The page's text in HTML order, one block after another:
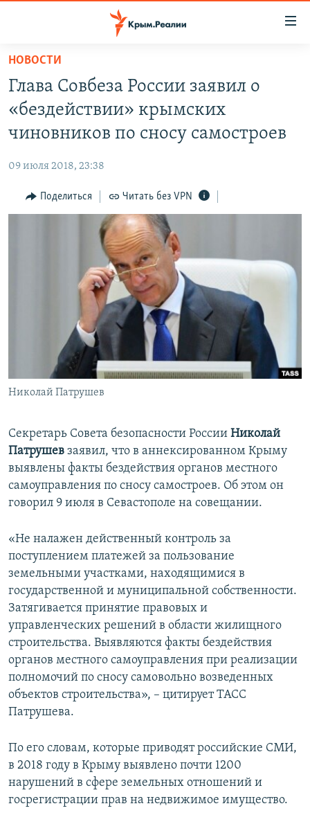
Вернуться
основному
содержанию
главной
Вернутся
СПЕЦПРОЕКТЫ
11 ЛЕТ ОККУПАЦИИ КРЫМА. 11 ИСТОРИЙ СОПРОТИВЛЕНИЯ
ЕЩЕ
ИНТЕРАКТИВ
ТЕЛЕПРОЕКТ КРЫМ.РЕАЛИИ
СОВЕТЫ ПРАВОЗАЩИТНИКОВ
ПРОПАВШИЕ БЕЗ ВЕСТИ
ПОБЕДИТЕЛЕЙ НЕ СУДЯТ?
КРЫМ.НЕПОКОРЕННЫЙ
ELIFBE
УКРАИНСКАЯ ПРОБЛЕМА КРЫМА
РАДІО СВОБОДА
КАК ОБОЙТИ БЛОКИРОВКУ
ПРИСОЕДИНЯЙТЕСЬ!
НОВОСТИ
Глава Совбеза России заявил о
«бездействии» крымских
чиновников по сносу самостроев
09 июля 2018, 23:38
Поделиться Читать без VPN
Николай Патрушев
Секретарь Совета безопасности России Николай
Патрушев заявил, что в аннексированном Крыму
выявлены факты бездействия органов местного
самоуправления по сносу самостроев. Об этом он
говорил 9 июля в Севастополе на совещании.
«Не налажен действенный контроль за
поступлением платежей за пользование
земельными участками, находящимися в
государственной и муниципальной собственности.
Затягивается принятие правовых и
управленческих решений в области жилищного
строительства. Выявляются факты бездействия
органов местного самоуправления при реализации
полномочий по сносу самовольно возведенных
объектов строительства», – цитирует ТАСС
Патрушева.
По его словам, которые приводят российские СМИ,
в 2018 году в Крыму выявлено почти 1200
нарушений в сфере земельных отношений и
госрегистрации прав на недвижимое имущество.